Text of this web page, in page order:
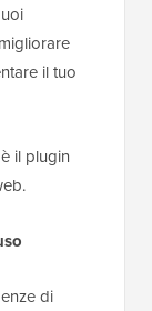
il tuo
il plugin
di